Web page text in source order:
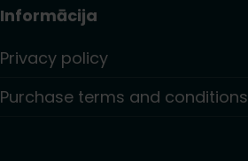
Informācija
Privacy policy
Purchase terms and conditions